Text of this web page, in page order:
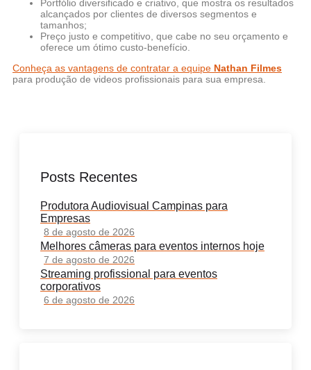
Portfólio diversificado e criativo, que mostra os resultados
alcançados por clientes de diversos segmentos e
tamanhos;
Preço justo e competitivo, que cabe no seu orçamento e
oferece um ótimo custo-benefício.
Conheça as vantagens de contratar a equipe Nathan Filmes
para produção de videos profissionais para sua empresa.
Posts Recentes
Produtora Audiovisual Campinas para
Empresas
8 de agosto de 2026
Melhores câmeras para eventos internos hoje
7 de agosto de 2026
Streaming profissional para eventos
corporativos
6 de agosto de 2026